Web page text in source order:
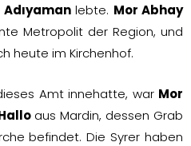
Adıyamanlebte. Mor Abhay
Metropolit der Region, und
heute im Kirchenhof.
Amt innehatte, war Mor
aus Mardin, dessen Grab
befindet. Die Syrer haben